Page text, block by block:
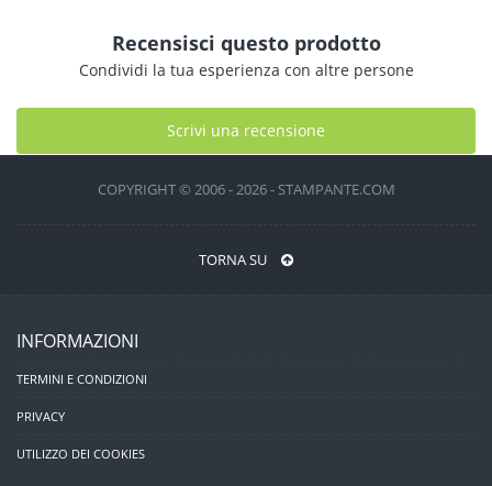
Recensisci questo prodotto
Condividi la tua esperienza con altre persone
Scrivi una recensione
COPYRIGHT © 2006 - 2026 - STAMPANTE.COM
TORNA SU
INFORMAZIONI
TERMINI E CONDIZIONI
PRIVACY
UTILIZZO DEI COOKIES